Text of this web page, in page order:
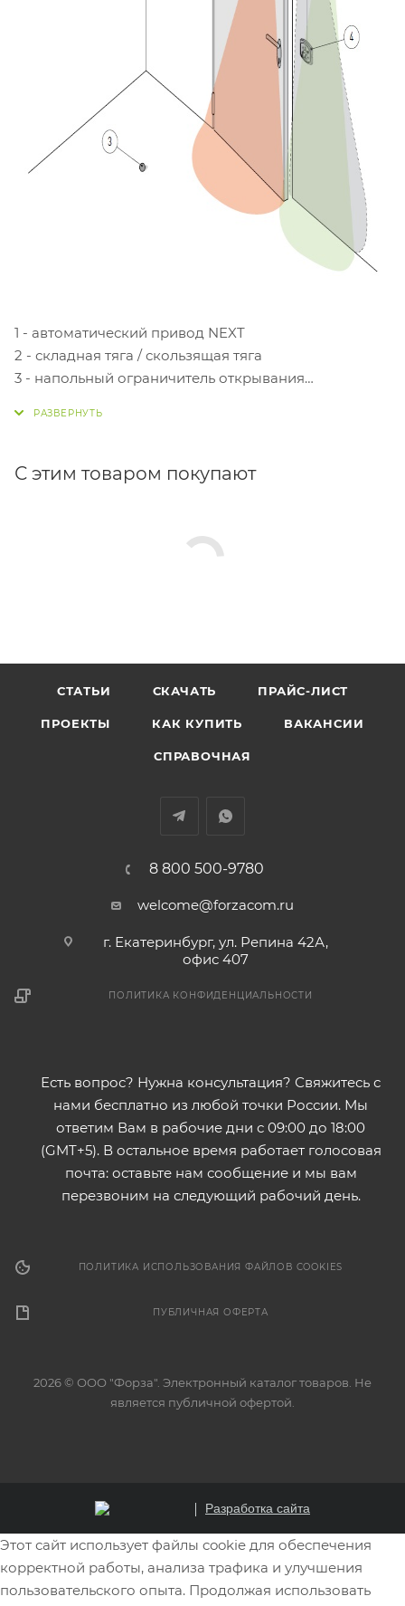
1 - автоматический привод NEXT
2 - складная тяга / скользящая тяга
3 - напольный ограничитель открывания
7 - датчик безопасности при открывании и
С этим товаром покупают
СТАТЬИ СКАЧАТЬ ПРАЙС-ЛИСТ
ПРОЕКТЫ КАК КУПИТЬ ВАКАНСИИ
СПРАВОЧНАЯ
8 800 500-9780
welcome@forzacom.ru
г. Екатеринбург, ул. Репина 42А,
офис 407
ПОЛИТИКА КОНФИДЕНЦИАЛЬНОСТИ
Есть вопрос? Нужна консультация? Свяжитесь с
нами бесплатно из любой точки России. Мы
ответим Вам в рабочие дни с 09:00 до 18:00
(GMT+5). В остальное время работает голосовая
почта: оставьте нам сообщение и мы вам
перезвоним на следующий рабочий день.
ПОЛИТИКА ИСПОЛЬЗОВАНИЯ ФАЙЛОВ COOKIES
ПУБЛИЧНАЯ ОФЕРТА
2026 © ООО "Форза". Электронный каталог товаров. Не
является публичной офертой.
Разработка сайта
Этот сайт использует файлы cookie для обеспечения
корректной работы, анализа трафика и улучшения
пользовательского опыта. Продолжая использовать